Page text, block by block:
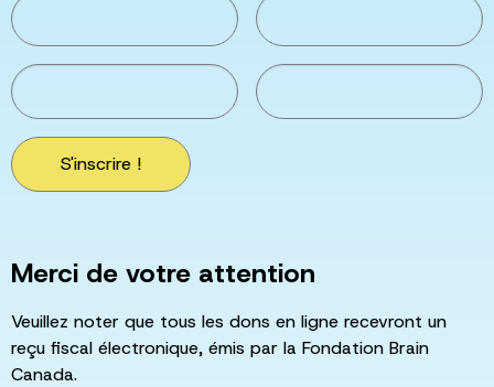
S'inscrire !
Merci de votre attention
Veuillez noter que tous les dons en ligne recevront un
reçu fiscal électronique, émis par la Fondation Brain
Canada.